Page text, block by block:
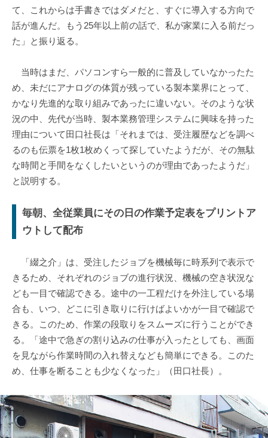
て、これからは手書きではダメだと、すぐに導入する方向で
話が進んだ。もう25年以上前の話で、私が家業に入る前だっ
た」と振り返る。
当時はまだ、パソコンすら一般的に普及していなかったた
め、未だにアナログの体質が残っている製本業界にとって、
かなり先進的な取り組みであったに違いない。そのような状
況の中、先代が当時、製本業務管理システムに興味を持った
理由について田口社長は「それまでは、受注履歴などを調べ
るのも伝票を1枚1枚めくって探していたようだが、その無駄
な時間と手間をなくしたいというのが理由であったようだ」
と説明する。
毎朝、全従業員にその日の作業予定表をプリントア
ウトして配布
「綴之介」は、受注したジョブを機械毎に時系列で表示で
きるため、それぞれのジョブの進行状況、機械の空き状況な
ども一目で確認できる。途中の一工程だけを外注している場
合も、いつ、どこに引き取りに行けばよいかが一目で確認で
きる。このため、作業の段取りをスムーズに行うことができ
る。「途中で急ぎの割り込みの仕事が入ったとしても、画面
を見ながら作業時間の入れ替えなども簡単にできる。このた
め、仕事を断ることも少なくなった」（田口社長）。